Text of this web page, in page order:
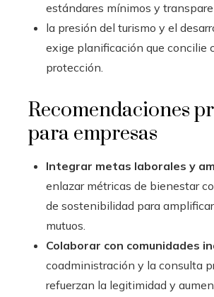
estándares mínimos y
la presión del turismo y el
exige planificación que concilie
protección.
Recomendaciones
para empresas
Integrar metas laborales y
enlazar métricas de bienestar
de sostenibilidad para
mutuos.
Colaborar con comunidades
coadministración y la consulta
refuerzan la legitimidad y